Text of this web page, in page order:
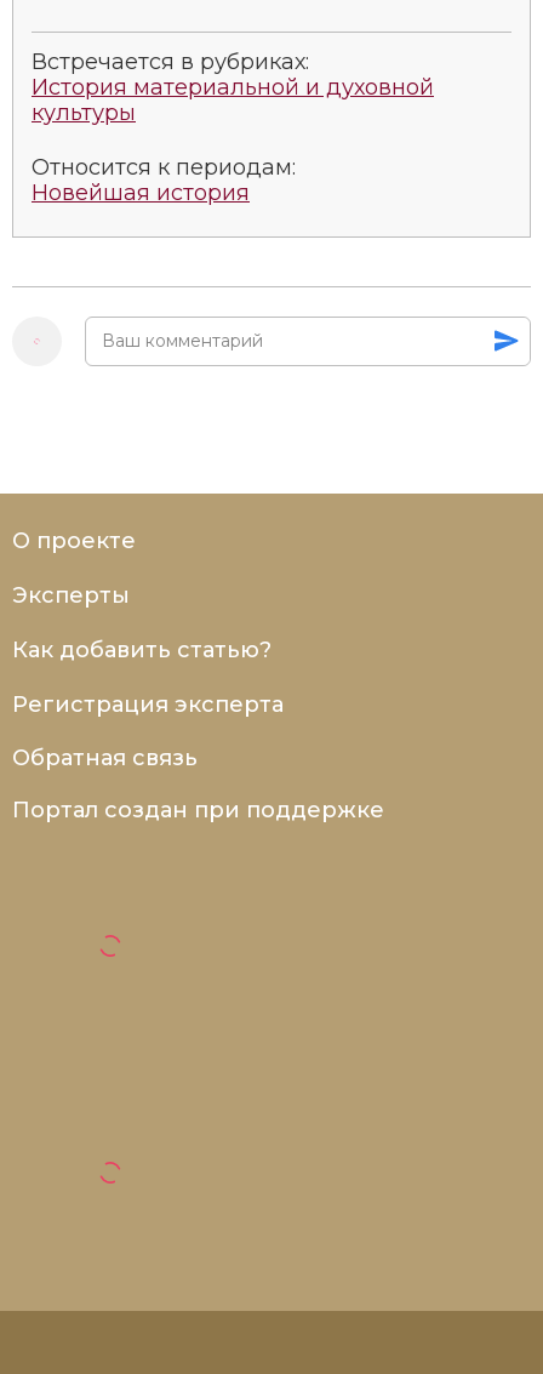
Встречается в рубриках:
История материальной и духовной
культуры
Относится к периодам:
Новейшая история
О проекте
Эксперты
Как добавить статью?
Регистрация эксперта
Обратная связь
Портал создан при поддержке